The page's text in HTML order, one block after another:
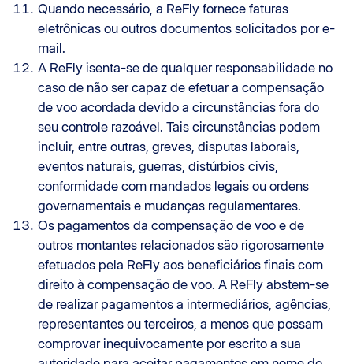
Quando necessário, a ReFly fornece faturas
eletrônicas ou outros documentos solicitados por e-
mail.
A ReFly isenta-se de qualquer responsabilidade no
caso de não ser capaz de efetuar a compensação
de voo acordada devido a circunstâncias fora do
seu controle razoável. Tais circunstâncias podem
incluir, entre outras, greves, disputas laborais,
eventos naturais, guerras, distúrbios civis,
conformidade com mandados legais ou ordens
governamentais e mudanças regulamentares.
Os pagamentos da compensação de voo e de
outros montantes relacionados são rigorosamente
efetuados pela ReFly aos beneficiários finais com
direito à compensação de voo. A ReFly abstem-se
de realizar pagamentos a intermediários, agências,
representantes ou terceiros, a menos que possam
comprovar inequivocamente por escrito a sua